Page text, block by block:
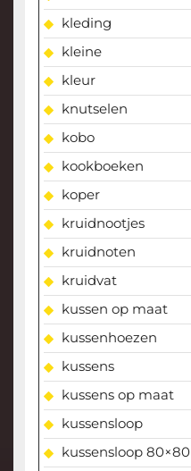
kleding
kleine
kleur
knutselen
kobo
kookboeken
koper
kruidnootjes
kruidnoten
kruidvat
kussen op maat
kussenhoezen
kussens
kussens op maat
kussensloop
kussensloop 80×80